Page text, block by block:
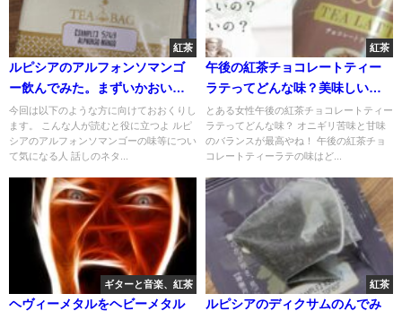
紅茶
ルピシアのアルフォンソマンゴ
ー飲んでみた。まずいかおいし
いか検証
今回は以下のような方に向けておおくりし
ます。 こんな人が読むと役に立つよ ルピ
シアのアルフォンソマンゴーの味等につい
て気になる人 話しのネタ...
紅茶
午後の紅茶チョコレートティー
ラテってどんな味？美味しいか
まずいか全力検証！
とある女性午後の紅茶チョコレートティー
ラテってどんな味？ オニギリ苦味と甘味
のバランスが最高やね！ 午後の紅茶チョ
コレートティーラテの味はど...
ギターと音楽、紅茶
ヘヴィーメタルをヘビーメタル
紅茶
ルピシアのディクサムのんでみ